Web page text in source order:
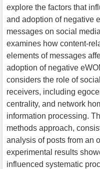
explore the factors that
and adoption of negative
messages on social
examines how content-
elements of messages
adoption of negative
considers the role of
receivers, including
centrality, and network
information processing.
methods approach,
analysis of posts from an
experimental results
influenced systematic